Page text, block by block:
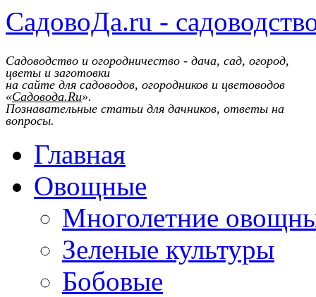
СадовоДа.ru -
Садоводство и огородничество - дача, сад, огород,
цветы и заготовки
на сайте для садоводов, огородников и цветоводов
«Садовода.Ru».
Познавательные статьи для дачников, ответы на
вопросы.
Главная
Овощные
Многолетние
Зеленые культуры
Бобовые